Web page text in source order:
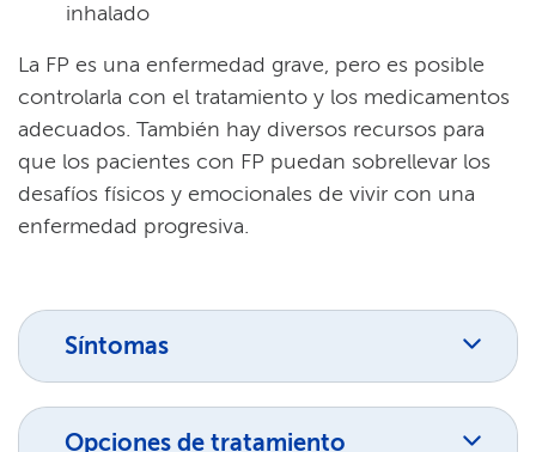
inhalado​​
La FP es una enfermedad grave, pero es posible
controlarla con el tratamiento y los medicamentos
adecuados. También hay diversos recursos para
que los pacientes con FP puedan sobrellevar los
desafíos físicos y emocionales de vivir con una
enfermedad progresiva.​​
Síntomas​​
Opciones de tratamiento​​